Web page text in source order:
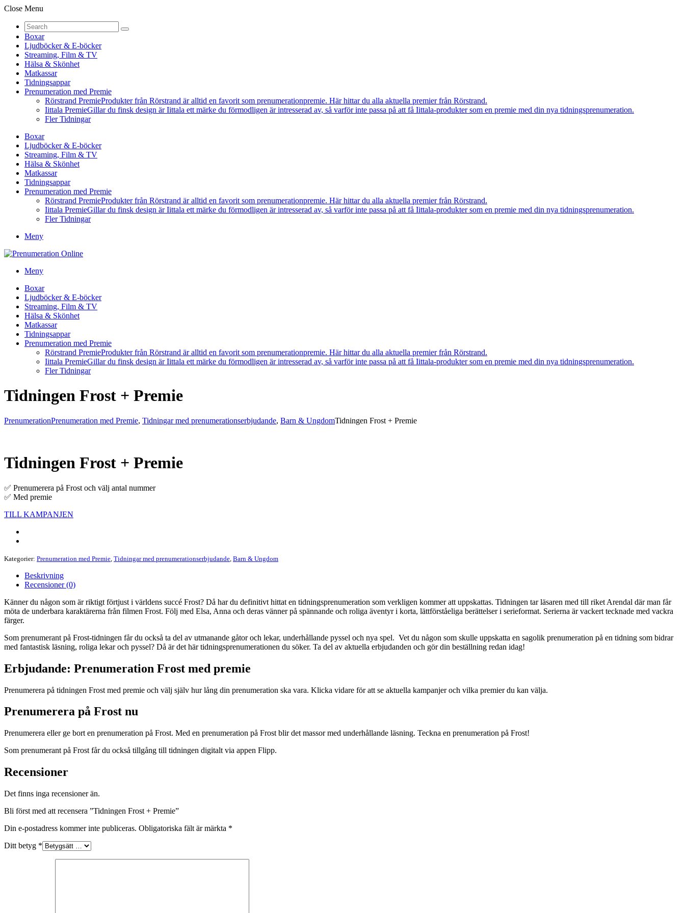
Close Menu
Boxar
Ljudböcker & E-böcker
Streaming, Film & TV
Hälsa & Skönhet
Matkassar
Tidningsappar
Prenumeration med Premie
Rörstrand PremieProdukter från Rörstrand är alltid en favorit som prenumerationpremie. Här hittar du alla aktuella premier från Rörstrand.
Iittala PremieGillar du finsk design är Iittala ett märke du förmodligen är intresserad av, så varför inte passa på att få Iittala-produkter som en premie med din nya tidningsprenumeration.
Fler Tidningar
Boxar
Ljudböcker & E-böcker
Streaming, Film & TV
Hälsa & Skönhet
Matkassar
Tidningsappar
Prenumeration med Premie
Rörstrand PremieProdukter från Rörstrand är alltid en favorit som prenumerationpremie. Här hittar du alla aktuella premier från Rörstrand.
Iittala PremieGillar du finsk design är Iittala ett märke du förmodligen är intresserad av, så varför inte passa på att få Iittala-produkter som en premie med din nya tidningsprenumeration.
Fler Tidningar
Meny
Meny
Boxar
Ljudböcker & E-böcker
Streaming, Film & TV
Hälsa & Skönhet
Matkassar
Tidningsappar
Prenumeration med Premie
Rörstrand PremieProdukter från Rörstrand är alltid en favorit som prenumerationpremie. Här hittar du alla aktuella premier från Rörstrand.
Iittala PremieGillar du finsk design är Iittala ett märke du förmodligen är intresserad av, så varför inte passa på att få Iittala-produkter som en premie med din nya tidningsprenumeration.
Fler Tidningar
Tidningen Frost + Premie
PrenumerationPrenumeration med Premie, Tidningar med prenumerationserbjudande, Barn & UngdomTidningen Frost + Premie
Tidningen Frost + Premie
✅ Prenumerera på Frost och välj antal nummer
✅ Med premie
TILL KAMPANJEN
Kategorier: Prenumeration med Premie Tidningar med prenumerationserbjudande Barn & Ungdom
Beskrivning
Recensioner (0)
Känner du någon som är riktigt förtjust i världens succé Frost? Då har du definitivt hittat en tidningsprenumeration som verkligen kommer att uppskattas. Tidningen tar läsaren med till riket Arendal där man får
möta de underbara karaktärerna från filmen Frost. Följ med Elsa, Anna och deras vänner på spännande och roliga äventyr i korta, lättförståeliga berättelser i serieformat. Serierna är vackert tecknade med vackra
färger.
Som prenumerant på Frost-tidningen får du också ta del av utmanande gåtor och lekar, underhållande pyssel och nya spel. Vet du någon som skulle uppskatta en sagolik prenumeration på en tidning som bidrar
med fantastisk läsning, roliga lekar och pyssel? Då är det här tidningsprenumerationen du söker. Ta del av aktuella erbjudanden och gör din beställning redan idag!
Erbjudande: Prenumeration Frost med premie
Prenumerera på tidningen Frost med premie och välj själv hur lång din prenumeration ska vara. Klicka vidare för att se aktuella kampanjer och vilka premier du kan välja.
Prenumerera på Frost nu
Prenumerera eller ge bort en prenumeration på Frost. Med en prenumeration på Frost blir det massor med underhållande läsning. Teckna en prenumeration på Frost!
Som prenumerant på Frost får du också tillgång till tidningen digitalt via appen Flipp.
Recensioner
Det finns inga recensioner än.
Bli först med att recensera ”Tidningen Frost + Premie”
Din e-postadress kommer inte publiceras. Obligatoriska fält är märkta *
Ditt betyg *